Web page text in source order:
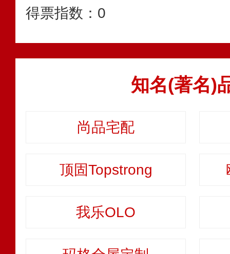
得票指数： 0
知名(著名)
尚品宅配
顶固Topstrong
我乐OLO